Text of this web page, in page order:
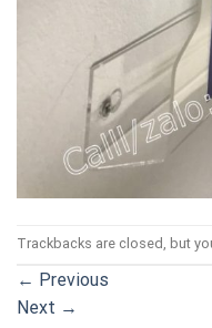
Trackbacks are closed, but
← Previous
Next →